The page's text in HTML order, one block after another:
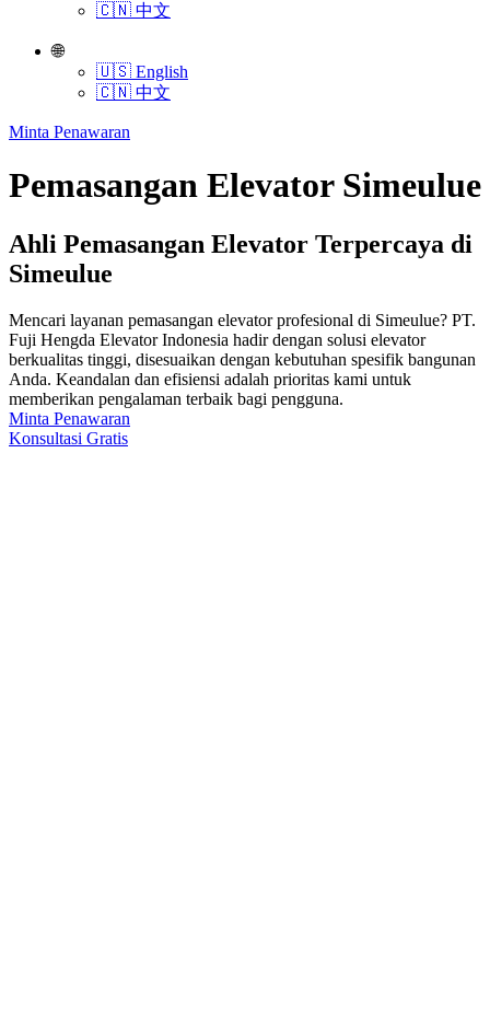
🇨🇳 中文
🌐
🇺🇸 English
🇨🇳 中文
Minta Penawaran
Pemasangan Elevator Simeulue
Ahli Pemasangan Elevator Terpercaya di
Simeulue
Mencari layanan pemasangan elevator profesional di Simeulue? PT.
Fuji Hengda Elevator Indonesia hadir dengan solusi elevator
berkualitas tinggi, disesuaikan dengan kebutuhan spesifik bangunan
Anda. Keandalan dan efisiensi adalah prioritas kami untuk
memberikan pengalaman terbaik bagi pengguna.
Minta Penawaran
Konsultasi Gratis